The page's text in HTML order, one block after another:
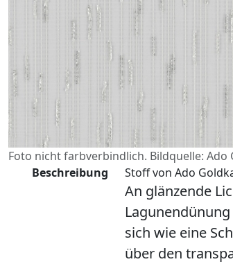
Foto nicht farbverbindlich. Bildquelle: Ado
Beschreibung
Stoff von Ado
An glänzende
sich wie eine
über den